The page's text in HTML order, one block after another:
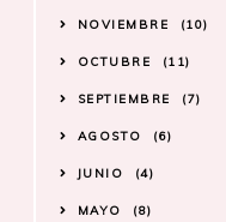
NOVIEMBRE 10
OCTUBRE 11
SEPTIEMBRE 7
AGOSTO 6
JUNIO 4
MAYO 8